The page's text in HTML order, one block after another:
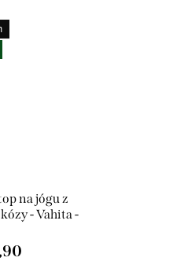
na jógu z
- Vahita -